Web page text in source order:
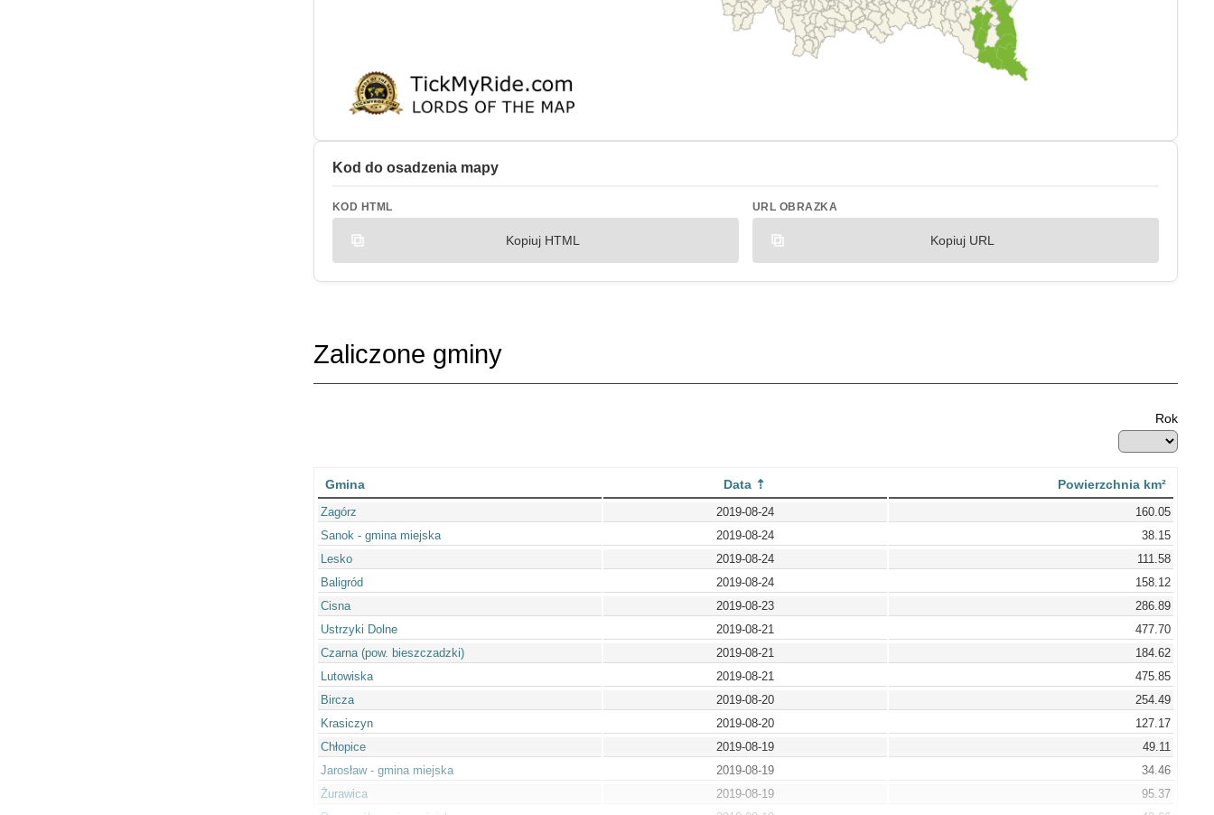
Kod do osadzenia mapy
KOD HTML
Kopiuj HTML
URL OBRAZKA
Kopiuj URL
Zaliczone gminy
Rok
Gmina Data Powierzchnia km²
Zagórz 2019-08-24
160.05
Sanok - gmina miejska
2019-08-24
38.15
Lesko
2019-08-24
111.58
Baligród
2019-08-24
158.12
Cisna
2019-08-23
286.89
Ustrzyki Dolne
2019-08-21
477.70
Czarna (pow. bieszczadzki)
2019-08-21
184.62
Lutowiska
2019-08-21
475.85
Bircza
2019-08-20
254.49
Krasiczyn
2019-08-20
127.17
Chłopice
2019-08-19
49.11
Jarosław - gmina miejska
2019-08-19
34.46
Żurawica
2019-08-19
95.37